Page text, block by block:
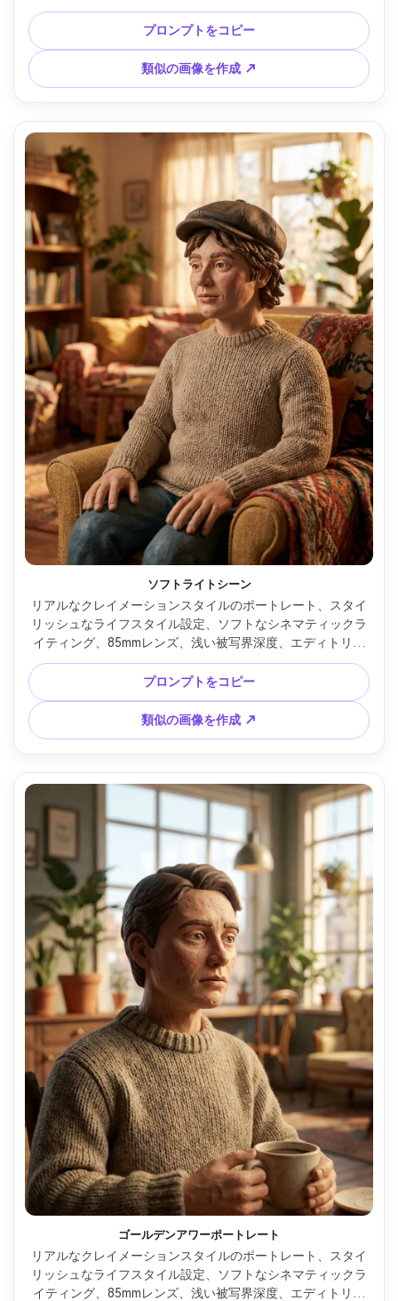
ル構図、自然な肌の質感 --ar 4:5
プロンプトをコピー
類似の画像を作成 ↗
ソフトライトシーン
リアルなクレイメーションスタイルのポートレート、スタイ
リッシュなライフスタイル設定、ソフトなシネマティックラ
イティング、85mmレンズ、浅い被写界深度、エディトリア
ル構図、自然な肌の質感 --ar 4:5
プロンプトをコピー
類似の画像を作成 ↗
ゴールデンアワーポートレート
リアルなクレイメーションスタイルのポートレート、スタイ
リッシュなライフスタイル設定、ソフトなシネマティックラ
イティング、85mmレンズ、浅い被写界深度、エディトリア